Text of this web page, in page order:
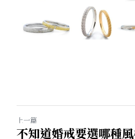
上一篇
不知道婚戒要選哪種